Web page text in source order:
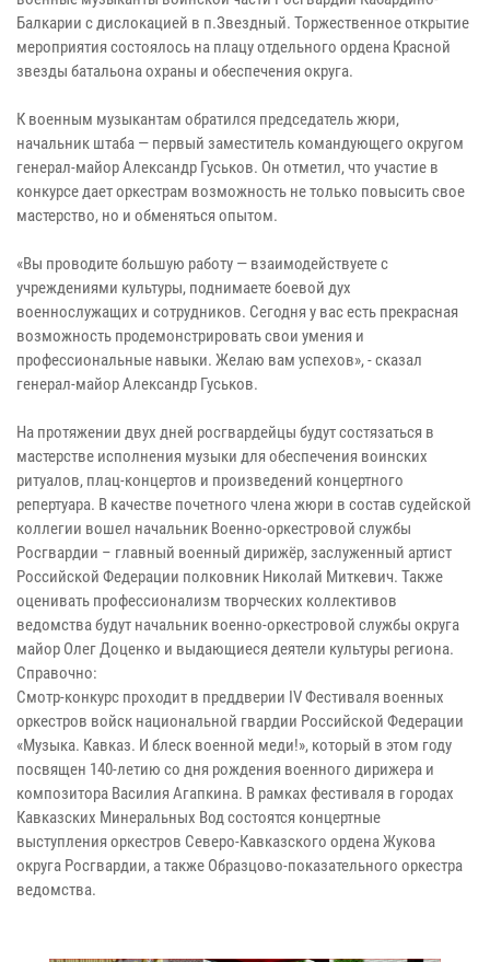
Балкарии с дислокацией в п.Звездный. Торжественное открытие
мероприятия состоялось на плацу отдельного ордена Красной
звезды батальона охраны и обеспечения округа.
К военным музыкантам обратился председатель жюри,
начальник штаба — первый заместитель командующего округом
генерал-майор Александр Гуськов. Он отметил, что участие в
конкурсе дает оркестрам возможность не только повысить свое
мастерство, но и обменяться опытом.
«Вы проводите большую работу — взаимодействуете с
учреждениями культуры, поднимаете боевой дух
военнослужащих и сотрудников. Сегодня у вас есть прекрасная
возможность продемонстрировать свои умения и
профессиональные навыки. Желаю вам успехов», - сказал
генерал-майор Александр Гуськов.
На протяжении двух дней росгвардейцы будут состязаться в
мастерстве исполнения музыки для обеспечения воинских
ритуалов, плац-концертов и произведений концертного
репертуара. В качестве почетного члена жюри в состав судейской
коллегии вошел начальник Военно-оркестровой службы
Росгвардии – главный военный дирижёр, заслуженный артист
Российской Федерации полковник Николай Миткевич. Также
оценивать профессионализм творческих коллективов
ведомства будут начальник военно-оркестровой службы округа
майор Олег Доценко и выдающиеся деятели культуры региона.
Справочно:
Смотр-конкурс проходит в преддверии IV Фестиваля военных
оркестров войск национальной гвардии Российской Федерации
«Музыка. Кавказ. И блеск военной меди!», который в этом году
посвящен 140-летию со дня рождения военного дирижера и
композитора Василия Агапкина. В рамках фестиваля в городах
Кавказских Минеральных Вод состоятся концертные
выступления оркестров Северо-Кавказского ордена Жукова
округа Росгвардии, а также Образцово-показательного оркестра
ведомства.